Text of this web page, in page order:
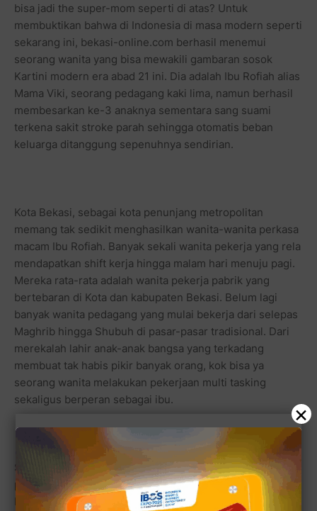
bisa jadi the super-mom seperti di atas? Untuk
membuktikan bahwa di Indonesia di masa modern seperti
sekarang ini, bekasi-online.com berhasil menemui
seorang wanita yang bisa mewakili gambaran sosok
Kartini modern era abad 21 ini. Dia adalah Ibu Rofiah alias
Mama Viki, seorang pedagang kaki lima, namun berhasil
membesarkan ke-3 anaknya sementara sang suami
terkena sakit stroke parah sehingga otomatis beban
keluarga ditanggung sepenuhnya sendirian.
Kota Bekasi, sebagai kota penunjang metropolitan
memang tak sedikit menghasilkan wanita-wanita perkasa
macam Ibu Rofiah. Banyak sekali wanita pekerja yang rela
mendapatkan shift kerja hingga malam hari menuju pagi.
Mereka rata-rata adalah wanita pekerja pabrik yang
bertebaran di Kota dan kabupaten Bekasi. Belum lagi
banyak wanita pedagang yang mulai bekerja dari selepas
Maghrib hingga Shubuh di pasar-pasar tradisional. Dari
merekalah lahir anak-anak bangsa yang terkadang
membuat tak habis pikir banyak orang, kok bisa ya
seorang wanita melakukan pekerjaan multi tasking
sekaligus berperan sebagai ibu.
Saat bekasi-online mewawancarai ibu Rofiah, wanita
pedagang di Warung Ayam Bakar Barokah, dia sedang
bekerja sendirian tanpa anak buahnya. Kebetulan
×